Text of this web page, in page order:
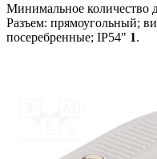
Минимальное количество
Разъем: прямоугольный;
посеребренные; IP54" 1.